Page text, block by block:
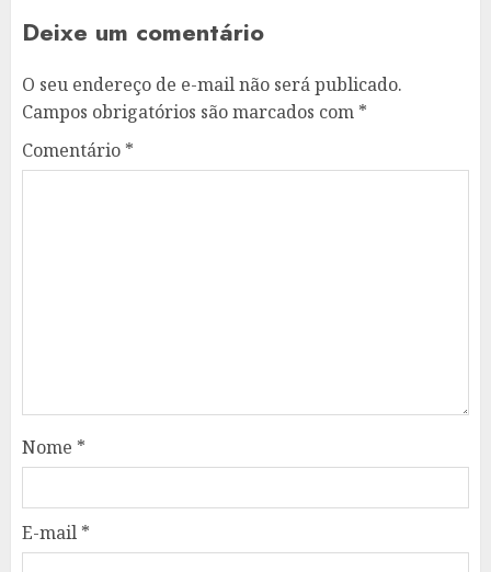
Deixe um comentário
O seu endereço de e-mail não será publicado.
Campos obrigatórios são marcados com *
Comentário *
Nome *
E-mail *